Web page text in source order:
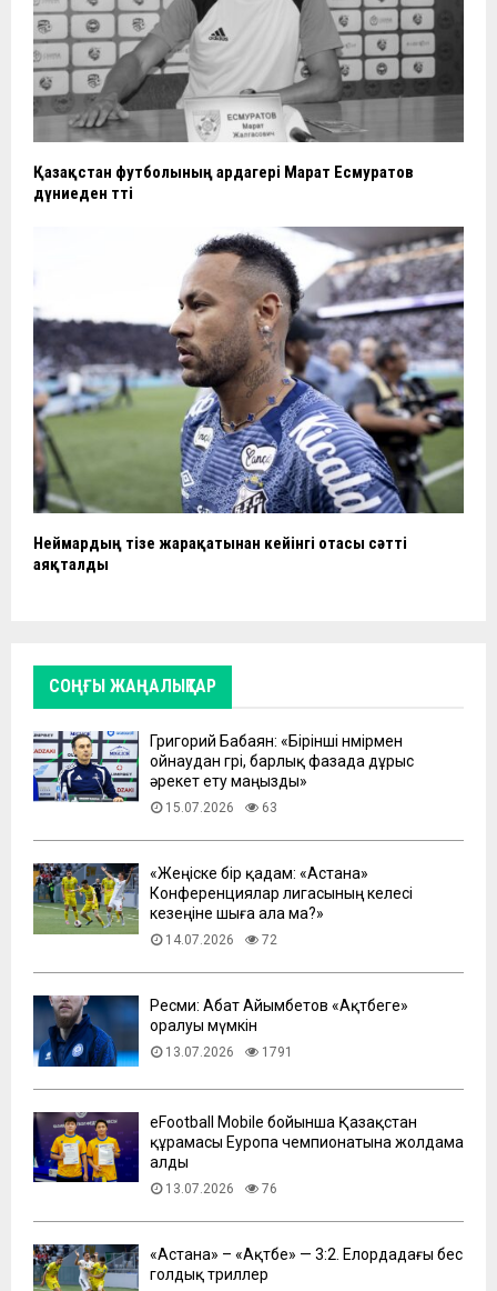
Қазақстан футболының ардагері Марат Есмуратов
дүниеден өтті
Неймардың тізе жарақатынан кейінгі отасы сәтті
аяқталды
СОҢҒЫ ЖАҢАЛЫҚТАР
Григорий Бабаян: «Бірінші нөмірмен
ойнаудан гөрі, барлық фазада дұрыс
әрекет ету маңызды»
15.07.2026 63
«Жеңіске бір қадам: «Астана»
Конференциялар лигасының келесі
кезеңіне шыға ала ма?»
14.07.2026 72
Ресми: Абат Айымбетов «Ақтөбеге»
оралуы мүмкін
13.07.2026 1791
eFootball Mobile бойынша Қазақстан
құрамасы Еуропа чемпионатына жолдама
алды
13.07.2026 76
​«Астана» – «Ақтөбе» — 3:2. Елордадағы бес
голдық триллер